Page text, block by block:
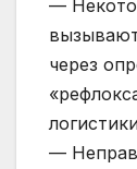
—
через
—